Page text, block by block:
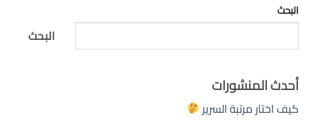
البحث
البحث
أحدث المنشورات
كيف اختار مرتبة السرير